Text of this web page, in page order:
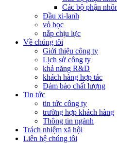
Các bộ phận
Đầu xi-lanh
vỏ bọc
nắp chịu lực
Về chúng tôi
Giới thiệu công ty
Lịch sử công ty
khả năng R&D
khách hàng hợp tác
Đảm bảo chất lượng
Tin tức
tin tức công ty
trường hợp khách hàng
Thông tin ngành
Trách nhiệm xã hội
Liên hệ chúng tôi